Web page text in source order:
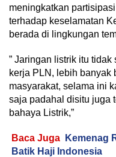
meningkatkan
terhadap keselamatan
berada di lingkungan
” Jaringan listrik itu
kerja PLN, lebih banyak
masyarakat, selama ini
saja padahal disitu juga
bahaya Listrik,”
Baca Juga
Kemenag
Batik Haji Indonesia